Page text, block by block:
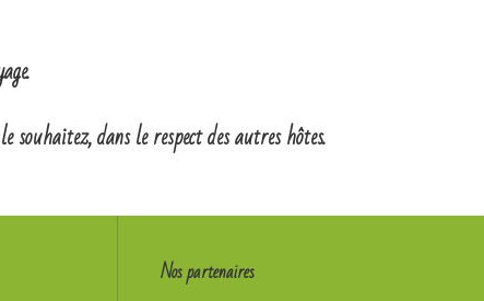
souhaitez, dans le respect des autres hôtes.
Nos partenaires